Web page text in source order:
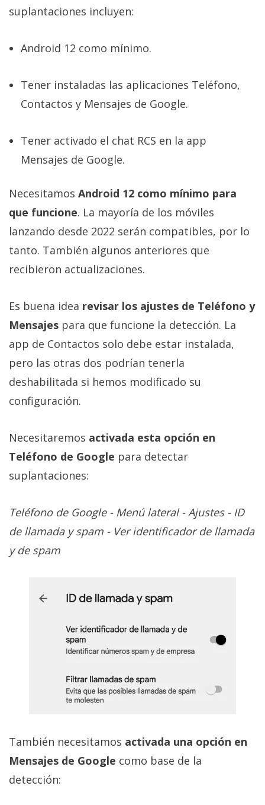
suplantaciones incluyen:
Android 12 como mínimo.
Tener instaladas las aplicaciones Teléfono,
Contactos y Mensajes de Google.
Tener activado el chat RCS en la app
Mensajes de Google.
Necesitamos Android 12 como mínimo para
que funcione. La mayoría de los móviles
lanzando desde 2022 serán compatibles, por lo
tanto. También algunos anteriores que
recibieron actualizaciones.
Es buena idea revisar los ajustes de Teléfono y
Mensajes para que funcione la detección. La
app de Contactos solo debe estar instalada,
pero las otras dos podrían tenerla
deshabilitada si hemos modificado su
configuración.
Necesitaremos activada esta opción en
Teléfono de Google para detectar
suplantaciones:
Teléfono de Google - Menú lateral - Ajustes - ID
de llamada y spam - Ver identificador de llamada
y de spam
También necesitamos activada una opción en
Mensajes de Google como base de la
detección: